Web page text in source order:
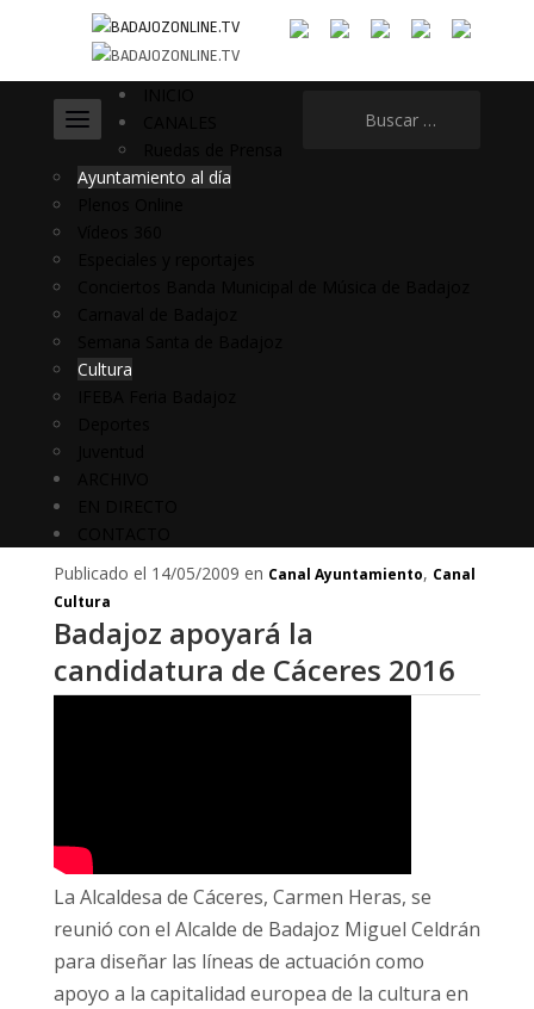
Ayuntamiento al día
Cultura
Publicado el 14/05/2009 en Canal Ayuntamiento, Canal
Cultura
Badajoz apoyará la
candidatura de Cáceres 2016
La Alcaldesa de Cáceres, Carmen Heras, se
reunió con el Alcalde de Badajoz Miguel Celdrán
para diseñar las líneas de actuación como
apoyo a la capitalidad europea de la cultura en